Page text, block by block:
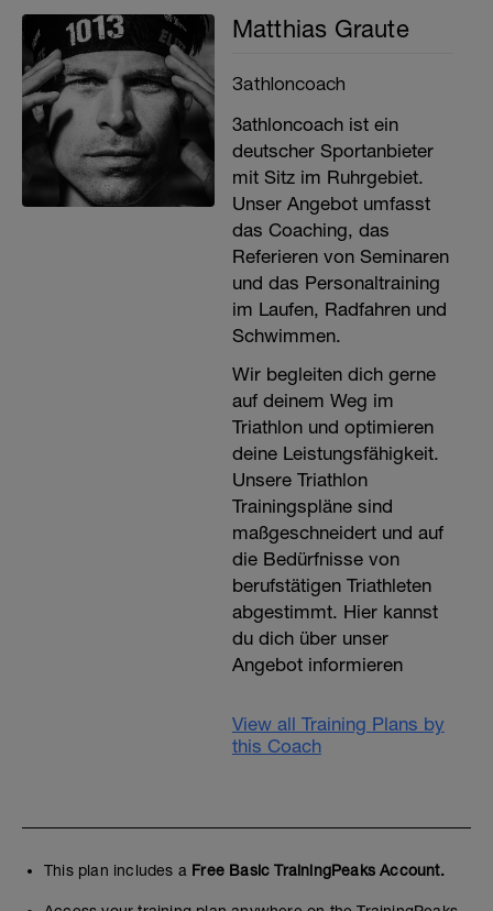
Matthias Graute
3athloncoach
3athloncoach ist ein
deutscher Sportanbieter
mit Sitz im Ruhrgebiet.
Unser Angebot umfasst
das Coaching, das
Referieren von Seminaren
und das Personaltraining
im Laufen, Radfahren und
Schwimmen.
Wir begleiten dich gerne
auf deinem Weg im
Triathlon und optimieren
deine Leistungsfähigkeit.
Unsere Triathlon
Trainingspläne sind
maßgeschneidert und auf
die Bedürfnisse von
berufstätigen Triathleten
abgestimmt. Hier kannst
du dich über unser
Angebot informieren
View all Training Plans by
this Coach
This plan includes a Free Basic TrainingPeaks Account.